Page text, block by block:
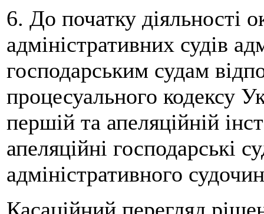
6. До початку діяльності
адміністративних судів
господарським судам
процесуального кодексу
першій та апеляційній
апеляційні господарські
адміністративного